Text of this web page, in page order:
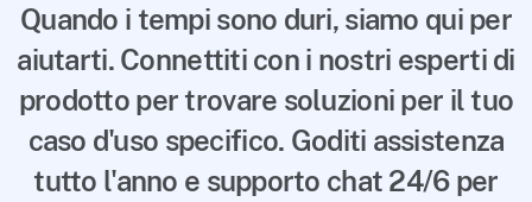
Quando i tempi sono duri, siamo qui per
aiutarti. Connettiti con i nostri esperti di
prodotto per trovare soluzioni per il tuo
caso d'uso specifico. Goditi assistenza
tutto l'anno e supporto chat 24/6 per